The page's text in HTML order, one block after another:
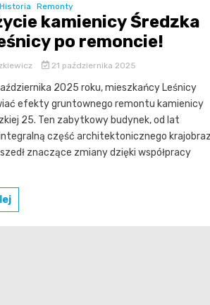
Historia Remonty
kamienicy Średzka
po remoncie!
21 października 2025
2025 roku, mieszkańcy Leśnicy
efekty gruntownego remontu kamienicy
25. Ten zabytkowy budynek, od lat
część architektonicznego
znaczące zmiany dzięki współpracy